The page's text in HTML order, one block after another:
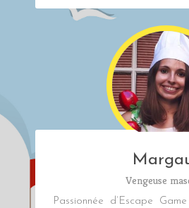
Vengeuse
Passionnée d’Escape